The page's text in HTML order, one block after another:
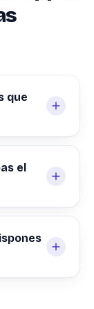
que
el